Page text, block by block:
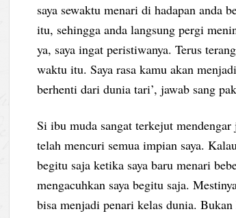
saya sewaktu menari di hadapan anda
itu, sehingga anda langsung pergi
ya, saya ingat peristiwanya. Terus
waktu itu. Saya rasa kamu akan
berhenti dari dunia tari’, jawab sang
Si ibu muda sangat terkejut
telah mencuri semua impian saya.
begitu saja ketika saya baru menari
mengacuhkan saya begitu saja.
bisa menjadi penari kelas dunia. Bukan